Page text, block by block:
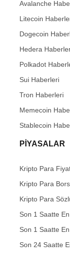
Avalanche
Litecoin
Dogecoin
Hedera
Polkadot
Sui Haberleri
Tron Haberleri
Memecoin
Stablecoin
PIYASALAR
Kripto Para
Kripto Para
Kripto Para
Son 1 Saatte
Son 1 Saatte
Son 24 Saatte